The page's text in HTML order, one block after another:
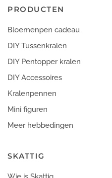
PRODUCTEN
Bloemenpen cadeau
DIY Tussenkralen
DIY Pentopper kralen
DIY Accessoires
Kralenpennen
Mini figuren
Meer hebbedingen
SKATTIG